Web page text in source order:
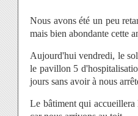
Nous avons été un peu
mais bien abondante cette
Aujourd'hui vendredi, le
le pavillon 5
jours sans avoir à nous
Le bâtiment qui accueillera